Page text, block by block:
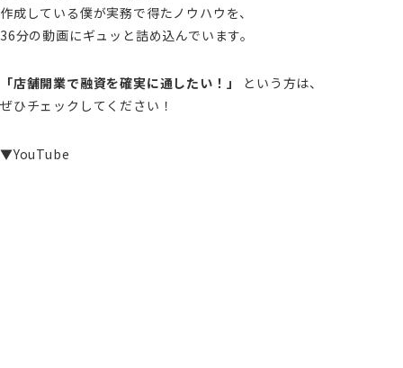
作成している僕が実務で得たノウハウを、
36分の動画にギュッと詰め込んでいます。
「店舗開業で融資を確実に通したい！」
という方は、
ぜひチェックしてください！
▼YouTube